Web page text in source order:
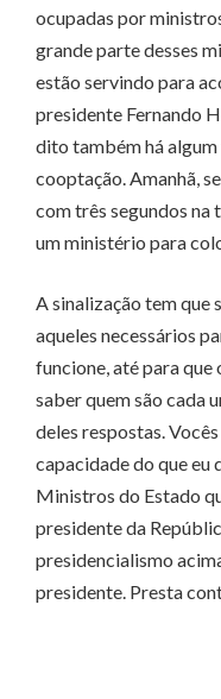
ocupadas por
grande parte desses
estão servindo para
presidente Fernando
dito também há
cooptação. Amanhã,
com três segundos na
um ministério para
A sinalização tem que
aqueles necessários
funcione, até para que
saber quem são cada
deles respostas.
capacidade do que eu
Ministros do Estado
presidente da
presidencialismo
presidente. Presta